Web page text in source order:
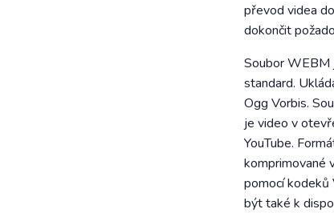
převod videa
dokončit
Soubor WEBM
standard.
Ogg Vorbis.
je video v
YouTube.
komprimované
pomocí kodeků
být také k